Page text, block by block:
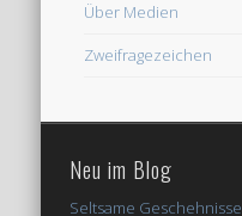
Über Medien
Zweifragezeichen
Neu im Blog
Seltsame Geschehnisse